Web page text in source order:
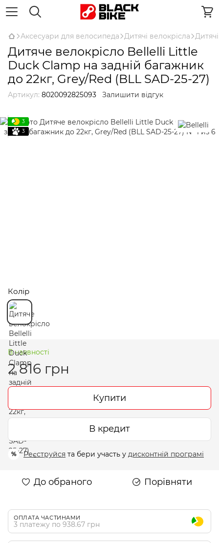
Аксесуари для велосипеда Дитячі велокрісла
Дитяче велокрісло Bellelli Little
Duck Сlamp на задній багажник
до 22кг, Grey/Red (BLL SAD-25-27)
Артикул: 8020092825093 Залишити відгук
3
3
Колір
В наявності
2 816 грн
Купити
В кредит
% Реєструйся та бери участь у дисконтній програмі
До обраного Порівняти
ОПЛАТА ЧАСТИНАМИ
3 платежу по 938.67 грн